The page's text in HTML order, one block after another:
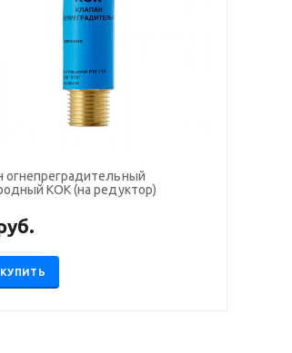
огнепреградительный
КОК (на редуктор)
КУПИТЬ